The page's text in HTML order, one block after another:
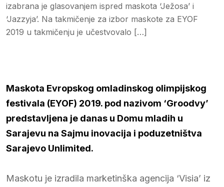
izabrana je glasovanjem ispred maskota ‘Ježosa’ i
‘Jazzyja’. Na takmičenje za izbor maskote za EYOF
2019 u takmičenju je učestvovalo […]
Maskota Evropskog omladinskog olimpijskog
festivala (EYOF) 2019. pod nazivom ‘Groodvy’
predstavljena je danas u Domu mladih u
Sarajevu na Sajmu inovacija i poduzetništva
Sarajevo Unlimited.
Maskotu je izradila marketinška agencija ‘Visia’ iz